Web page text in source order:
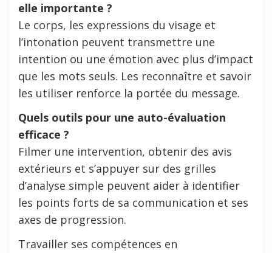
elle importante ?
Le corps, les expressions du visage et
l’intonation peuvent transmettre une
intention ou une émotion avec plus d’impact
que les mots seuls. Les reconnaître et savoir
les utiliser renforce la portée du message.
Quels outils pour une auto-évaluation
efficace ?
Filmer une intervention, obtenir des avis
extérieurs et s’appuyer sur des grilles
d’analyse simple peuvent aider à identifier
les points forts de sa communication et ses
axes de progression.
Travailler ses compétences en